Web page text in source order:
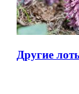
Другие